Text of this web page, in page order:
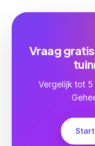
Vraag
Vergelijk tot